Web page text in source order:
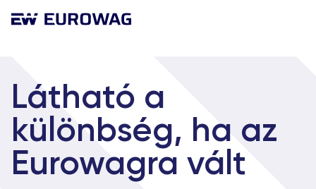
Látható a
különbség, ha az
Eurowagra vált